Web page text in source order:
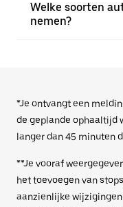
Welke soorten
nemen?
*Je ontvangt een
de geplande ophaaltijd
langer dan 45 minuten
**Je vooraf
het toevoegen van
aanzienlijke